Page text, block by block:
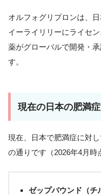
オルフォグリプロンは、
イーライリリーにライセ
薬がグローバルで開発・
す。
現在の日本の肥満
現在、日本で肥満症に対
の通りです（2026年4月時
ゼップバウンド（チ